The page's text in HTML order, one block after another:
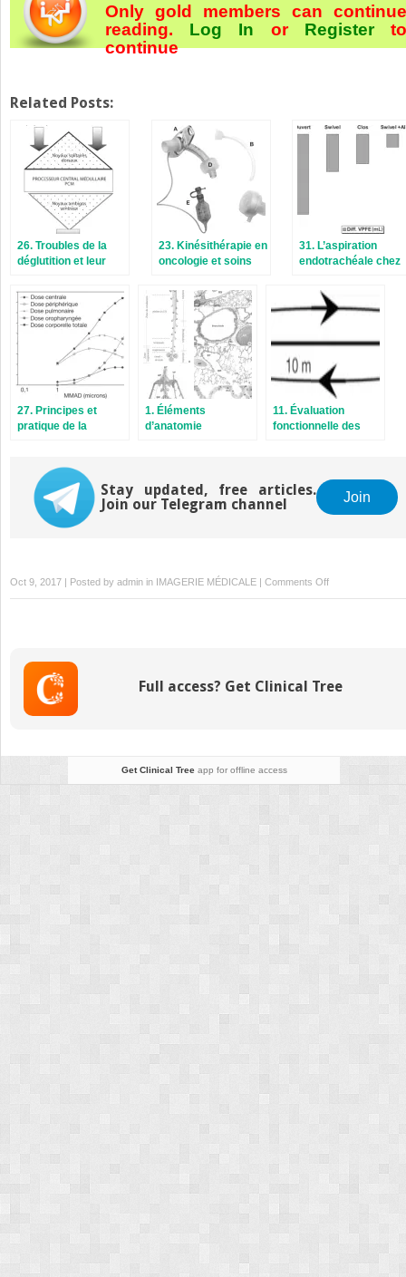
Only gold members can continue
reading. Log In orRegister
continue
Related Posts:
26. Troubles de la
déglutition et leur
23. Kinésithérapie en
oncologie et soins
31. L’aspiration
endotrachéale chez
réanimation
27. Principes et
pratique de la
1. Éléments
d’anatomie
11. Évaluation
fonctionnelle des
Stay updated, free articles.
Join our Telegram channel
Join
Oct 9, 2017 | Posted by admin in IMAGERIE MÉDICALE Comments Offon
21.
en
Full access? Get Clinical Tree
Get Clinical Treeapp for offline access